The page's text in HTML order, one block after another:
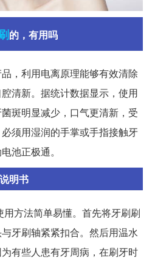
的，有用吗
，利用电离原理能够有效清除
清新。据统计数据显示，使用
斑明显减少，口气更清新，受
须用湿润的手掌或手指接触牙
池正极通。
明书
方法简单易懂。首先将牙刷刷
牙刷轴紧紧扣合。然后用温水
有些人患有牙周病，在刷牙时